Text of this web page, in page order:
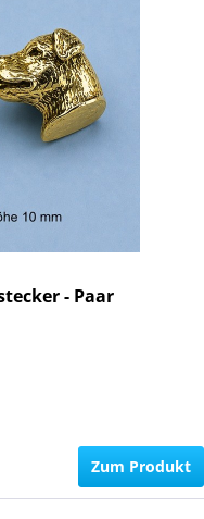
- Paar
Zum Produkt